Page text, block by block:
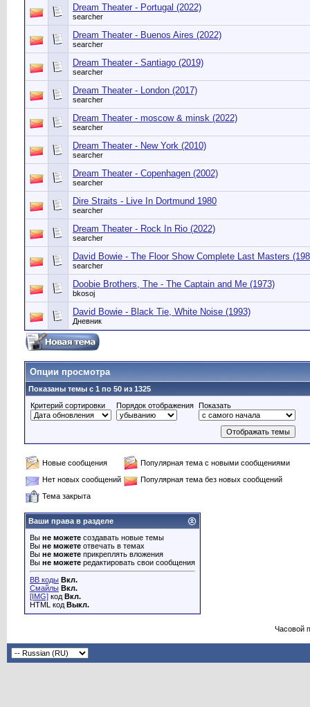
Dream Theater - Portugal (2022)
searcher
Dream Theater - Buenos Aires (2022)
searcher
Dream Theater - Santiago (2019)
searcher
Dream Theater - London (2017)
searcher
Dream Theater - moscow & minsk (2022)
searcher
Dream Theater - New York (2010)
searcher
Dream Theater - Copenhagen (2002)
searcher
Dire Straits - Live In Dortmund 1980
searcher
Dream Theater - Rock In Rio (2022)
searcher
David Bowie - The Floor Show Complete Last Masters
searcher
Doobie Brothers, The - The Captain and Me (1973)
bkosoj
David Bowie - Black Tie, White Noise (1993)
Дневник
Опции просмотра
Показаны темы с 1 по 50 из 1325
Критерий сортировки
Порядок отображения Показать
Новые сообщения
Популярная тема с новыми сообщениями
Нет новых сообщений
Популярная тема без новых сообщений
Тема закрыта
Ваши права в разделе
Вы не можете создавать новые темы
Вы не можете отвечать в темах
Вы не можете прикреплять вложения
Вы не можете редактировать свои сообщения
BB коды Вкл.
Смайлы Вкл.
[IMG] код Вкл.
HTML код Выкл.
Часовой